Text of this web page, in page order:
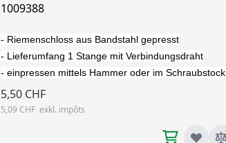
1009388
- Riemenschloss aus Bandstahl gepresst
- Lieferumfang 1 Stange mit Verbindungsdraht
- einpressen mittels Hammer oder im Schraubstock
5,50 CHF
5,09 CHF